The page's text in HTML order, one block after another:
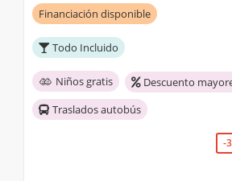
Financiación disponible
Todo Incluido
Niños gratis
Descuento
Traslados autobús
-